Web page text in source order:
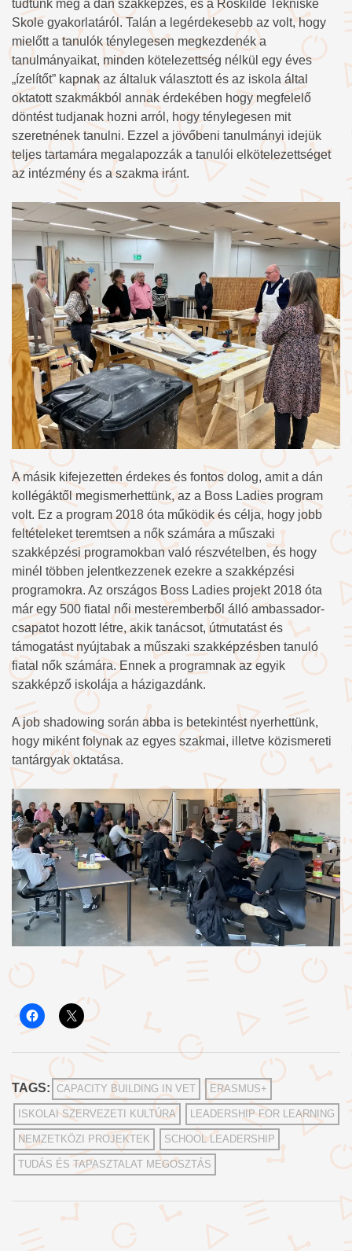
tudtunk meg a dán szakképzés, és a Roskilde Tekniske
Skole gyakorlatáról. Talán a legérdekesebb az volt, hogy
mielőtt a tanulók ténylegesen megkezdenék a
tanulmányaikat, minden kötelezettség nélkül egy éves
„ízelítőt” kapnak az általuk választott és az iskola által
oktatott szakmákból annak érdekében hogy megfelelő
döntést tudjanak hozni arról, hogy ténylegesen mit
szeretnének tanulni. Ezzel a jövőbeni tanulmányi idejük
teljes tartamára megalapozzák a tanulói elkötelezettséget
az intézmény és a szakma iránt.
A másik kifejezetten érdekes és fontos dolog, amit a dán
kollégáktől megismerhettünk, az a Boss Ladies program
volt. Ez a program 2018 óta működik és célja, hogy jobb
feltételeket teremtsen a nők számára a műszaki
szakképzési programokban való részvételben, és hogy
minél többen jelentkezzenek ezekre a szakképzési
programokra. Az országos Boss Ladies projekt 2018 óta
már egy 500 fiatal női mesteremberből álló ambassador-
csapatot hozott létre, akik tanácsot, útmutatást és
támogatást nyújtabak a műszaki szakképzésben tanuló
fiatal nők számára. Ennek a programnak az egyik
szakképző iskolája a házigazdánk.
A job shadowing során abba is betekintést nyerhettünk,
hogy miként folynak az egyes szakmai, illetve közismereti
tantárgyak oktatása.
TAGS: CAPACITY BUILDING IN VET ERASMUS+
ISKOLAI SZERVEZETI KULTÚRA LEADERSHIP FOR LEARNING
NEMZETKÖZI PROJEKTEK SCHOOL LEADERSHIP
TUDÁS ÉS TAPASZTALAT MEGOSZTÁS